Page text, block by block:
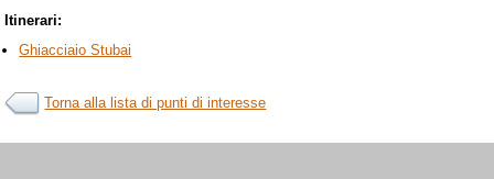
Itinerari:
Ghiacciaio Stubai
Torna alla lista di punti di interesse